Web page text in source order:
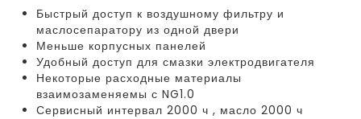
Быстрый доступ к воздушному фильтру и
маслосепаратору из одной двери
Меньше корпусных панелей
Удобный доступ для смазки электродвигателя
Некоторые расходные материалы
взаимозаменяемы с NG1.0
Сервисный интервал 2000 ч , масло 2000 ч